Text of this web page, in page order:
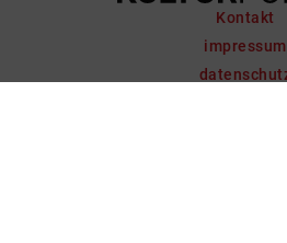
Kontakt
impressum